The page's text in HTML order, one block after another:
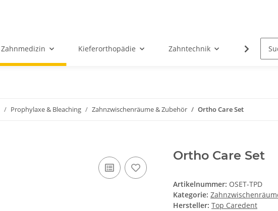
Zahnmedizin Kieferorthopädie Zahntechnik Oral-
Prophylaxe & Bleaching Zahnzwischenräume & Zubehör Ortho Care Set
Ortho Care Set
Artikelnummer: OSET-TPD
Kategorie:
Hersteller: Top Caredent